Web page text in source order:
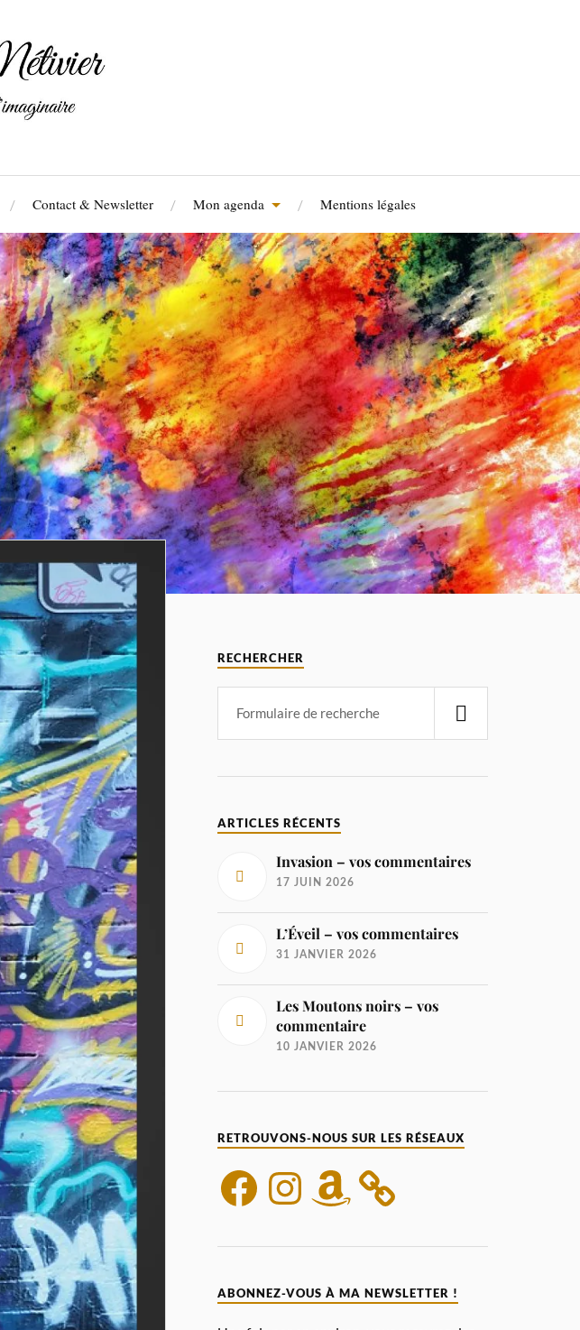
Contact & Newsletter Mon agenda Mentions légales
RECHERCHER
ARTICLES RÉCENTS
Invasion – vos commentaires
17 JUIN 2026
L’Éveil – vos commentaires
31 JANVIER 2026
Les Moutons noirs – vos
commentaire
10 JANVIER 2026
RETROUVONS-NOUS SUR LES RÉSEAUX
ABONNEZ-VOUS À MA NEWSLETTER !